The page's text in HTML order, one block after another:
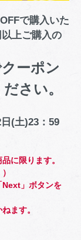
で購入いた
上ご購入の
ーポン
さい。
(土)23：59
に限ります。
Next」ボタンを
ます。